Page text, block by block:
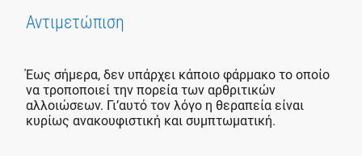
Αντιμετώπιση
Έως σήμερα, δεν υπάρχει κάποιο φάρμακο το οποίο
να τροποποιεί την πορεία των αρθριτικών
αλλοιώσεων. Γι’αυτό τον λόγο η θεραπεία είναι
κυρίως ανακουφιστική και συμπτωματική.